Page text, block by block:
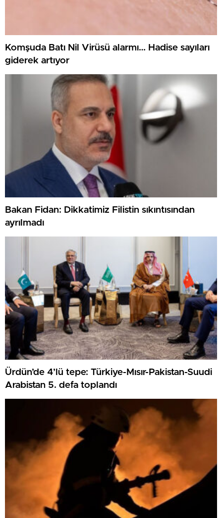
Komşuda Batı Nil Virüsü alarmı… Hadise sayıları
giderek artıyor
Bakan Fidan: Dikkatimiz Filistin sıkıntısından
ayrılmadı
Ürdün’de 4’lü tepe: Türkiye-Mısır-Pakistan-Suudi
Arabistan 5. defa toplandı